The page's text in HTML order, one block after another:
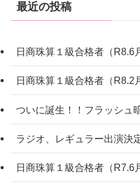
最近の投稿
日商珠算１級合格者（R8.6
日商珠算１級合格者（R8.2
ついに誕生！！フラッシュ
ラジオ、レギュラー出演決
日商珠算１級合格者（R7.6